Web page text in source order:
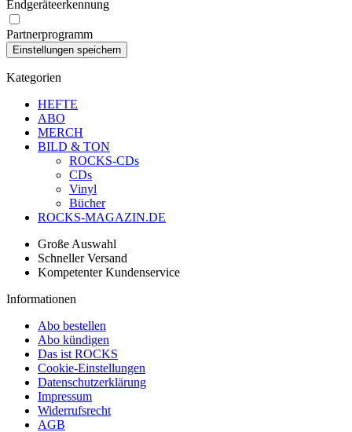
Endgeräteerkennung
Partnerprogramm
Kategorien
HEFTE
ABO
MERCH
BILD & TON
ROCKS-CDs
CDs
Vinyl
Bücher
ROCKS-MAGAZIN.DE
Große Auswahl
Schneller Versand
Kompetenter Kundenservice
Informationen
Abo bestellen
Abo kündigen
Das ist ROCKS
Cookie-Einstellungen
Datenschutzerklärung
Impressum
Widerrufsrecht
AGB